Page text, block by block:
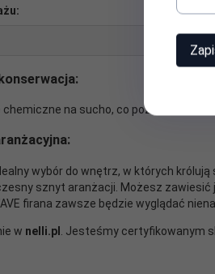
Tunel
chemiczne na sucho, co pozwoli
wybór do wnętrz, w których
sznyt aranżacji. Możesz zawiesić
firana zawsze będzie wyglądać
w nelli.pl . Jesteśmy certyfikowanym